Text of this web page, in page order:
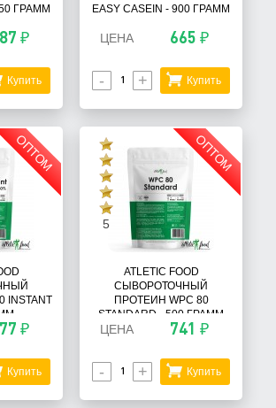
ГРАММ
₽
Купить
EASY CASEIN - 900 ГРАММ
ЦЕНА 665 ₽
- + Купить
ОПТОМ
INSTANT
₽
Купить
ОПТОМ
5
ATLETIC FOOD
СЫВОРОТОЧНЫЙ
ПРОТЕИН WPC 80
STANDARD - 500 ГРАММ
ЦЕНА 741 ₽
- + Купить